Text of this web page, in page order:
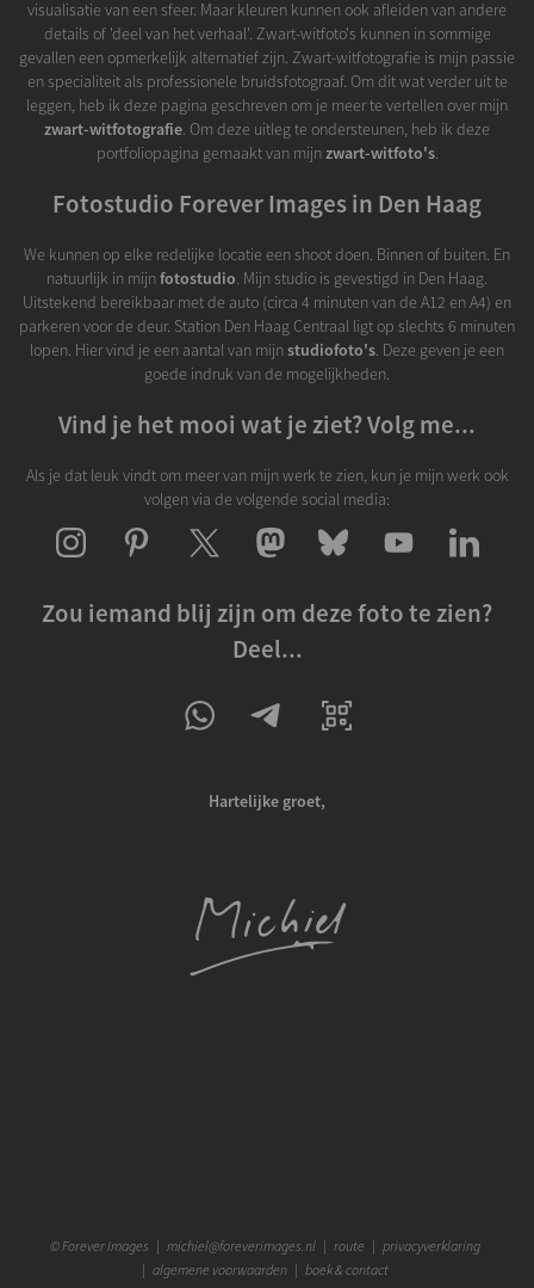
visualisatie van een sfeer. Maar kleuren kunnen ook afleiden van andere
details of 'deel van het verhaal'. Zwart-witfoto's kunnen in sommige
gevallen een opmerkelijk alternatief zijn. Zwart-witfotografie is mijn passie
en specialiteit als professionele bruidsfotograaf. Om dit wat verder uit te
leggen, heb ik deze pagina geschreven om je meer te vertellen over mijn
zwart-witfotografie. Om deze uitleg te ondersteunen, heb ik deze
portfoliopagina gemaakt van mijnzwart-witfoto's.
Fotostudio Forever Images in Den Haag
We kunnen op elke redelijke locatie een shoot doen. Binnen of buiten. En
natuurlijk in mijnfotostudio. Mijn studio is gevestigd in Den Haag.
Uitstekend bereikbaar met de auto (circa 4 minuten van de A12 en A4) en
parkeren voor de deur. Station Den Haag Centraal ligt op slechts 6 minuten
lopen. Hier vind je een aantal van mijnstudiofoto's. Deze geven je een
goede indruk van de mogelijkheden.
Vind je het mooi wat je ziet? Volg me...
Als je dat leuk vindt om meer van mijn werk te zien, kun je mijn werk ook
volgen via de volgende social media:
Zou iemand blij zijn om deze foto te zien?
Deel...
Hartelijke groet,
©Forever Images | michiel@foreverimages.nl | route | privacyverklaring
| algemene voorwaarden | boek & contact